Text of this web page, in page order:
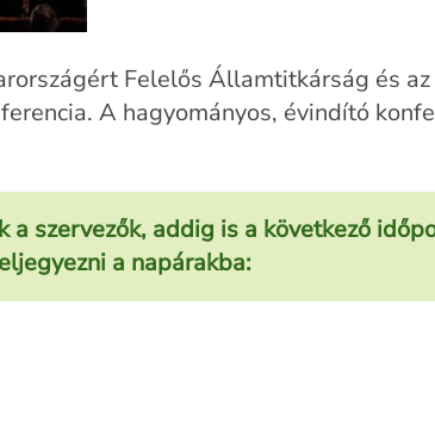
Felelős Államtitkárság és
A hagyományos, évindító
szervezők, addig is a következő
a napárakba: